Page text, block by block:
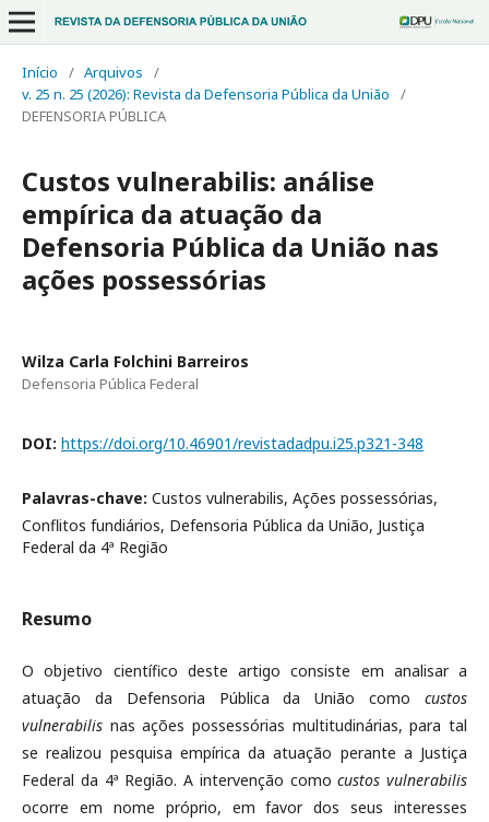
Início / Arquivos
/
v. 25 n. 25 (2026): Revista da Defensoria Pública da União
/
DEFENSORIA PÚBLICA
Custos vulnerabilis: análise
empírica da atuação da
Defensoria Pública da União nas
ações possessórias
Wilza Carla Folchini Barreiros
Defensoria Pública Federal
DOI: https://doi.org/10.46901/revistadadpu.i25.p321-348
Palavras-chave: Custos vulnerabilis, Ações possessórias,
Conflitos fundiários, Defensoria Pública da União, Justiça
Federal da 4ª Região
Resumo
O objetivo científico deste artigo consiste em analisar a
atuação da Defensoria Pública da União como custos
vulnerabilis nas ações possessórias multitudinárias, para tal
se realizou pesquisa empírica da atuação perante a Justiça
Federal da 4ª Região. A intervenção comocustos vulnerabilis
ocorre em nome próprio, em favor dos seus interesses